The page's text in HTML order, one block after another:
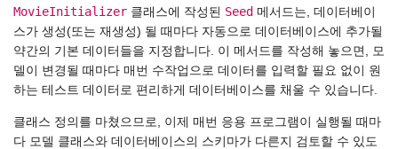
MovieInitializer 클래스에 작성된 Seed 메서드는, 데이터베이
스가 생성(또는 재생성) 될 때마다 자동으로 데이터베이스에 추가될
약간의 기본 데이터들을 지정합니다. 이 메서드를 작성해 놓으면, 모
델이 변경될 때마다 매번 수작업으로 데이터를 입력할 필요 없이 원
하는 테스트 데이터로 편리하게 데이터베이스를 채울 수 있습니다.
클래스 정의를 마쳤으므로, 이제 매번 응용 프로그램이 실행될 때마
다 모델 클래스와 데이터베이스의 스키마가 다른지 검토할 수 있도